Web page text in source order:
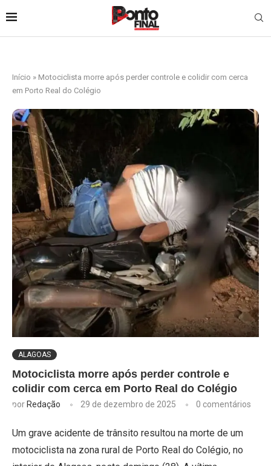
Início » Motociclista morre após perder controle e colidir com cerca
em Porto Real do Colégio
ALAGOAS
Motociclista morre após perder controle e
colidir com cerca em Porto Real do Colégio
por Redação 29 de dezembro de 2025 0 comentários
Um grave acidente de trânsito resultou na morte de um
motociclista na zona rural de Porto Real do Colégio, no